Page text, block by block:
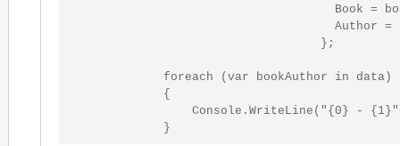
Book =
Author
                                  };
foreach (var bookAuthor in data)
            {
                Console.WriteLine(
"{0} - {1}"
            }